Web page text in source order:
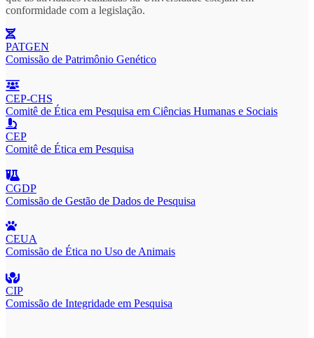
conformidade com a legislação.
PATGEN
Comissão de Patrimônio Genético
CEP-CHS
Comitê de Ética em Pesquisa em Ciências Humanas e Sociais
CEP
Comitê de Ética em Pesquisa
CGDP
Comissão de Gestão de Dados de Pesquisa
CEUA
Comissão de Ética no Uso de Animais
CIP
Comissão de Integridade em Pesquisa